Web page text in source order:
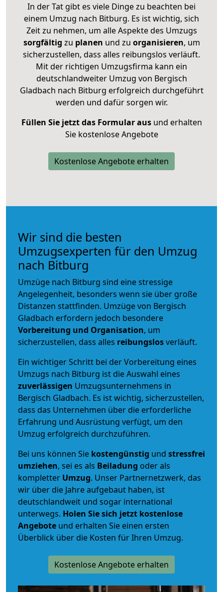
In der Tat gibt es viele Dinge zu beachten bei
einem Umzug nach Bitburg. Es ist wichtig, sich
Zeit zu nehmen, um alle Aspekte des Umzugs
sorgfältig zu planen und zu organisieren, um
sicherzustellen, dass alles reibungslos verläuft.
Mit der richtigen Umzugsfirma kann ein
deutschlandweiter Umzug von Bergisch
Gladbach nach Bitburg erfolgreich durchgeführt
werden und dafür sorgen wir.
Füllen Sie jetzt das Formular ausund erhalten
Sie kostenlose Angebote
Kostenlose Angebote erhalten
Wir sind die besten
Umzugsexperten für den Umzug
nach Bitburg
Umzüge nach Bitburg sind eine stressige
Angelegenheit, besonders wenn sie über große
Distanzen stattfinden. Umzüge von Bergisch
Gladbach erfordern jedoch besondere
Vorbereitung und Organisation, um
sicherzustellen, dass alles reibungslosverläuft.
Ein wichtiger Schritt bei der Vorbereitung eines
Umzugs nach Bitburg ist die Auswahl eines
zuverlässigen Umzugsunternehmens in
Bergisch Gladbach. Es ist wichtig, sicherzustellen,
dass das Unternehmen über die erforderliche
Erfahrung und Ausrüstung verfügt, um den
Umzug erfolgreich durchzuführen.
Bei uns können Sie kostengünstig und stressfrei
umziehen, sei es als Beiladung oder als
kompletter Umzug. Unser Partnernetzwerk, das
wir über die Jahre aufgebaut haben, ist
deutschlandweit und sogar international
unterwegs. Holen Sie sich jetzt kostenlose
Angebote und erhalten Sie einen ersten
Überblick über die Kosten für Ihren Umzug.
Kostenlose Angebote erhalten